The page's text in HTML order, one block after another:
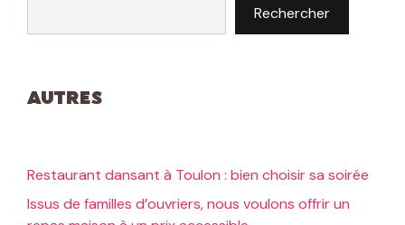
Rechercher
Autres
Restaurant dansant à Toulon : bien choisir sa soirée
Issus de familles d’ouvriers, nous voulons offrir un